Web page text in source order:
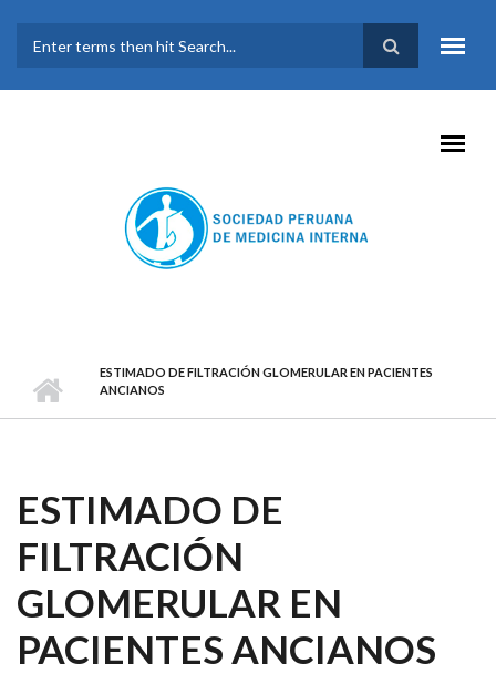
FORMULARIO DE
BÚSQUEDA
ESTIMADO DE FILTRACIÓN GLOMERULAR EN PACIENTES
ANCIANOS
ESTIMADO DE
FILTRACIÓN
GLOMERULAR EN
PACIENTES ANCIANOS